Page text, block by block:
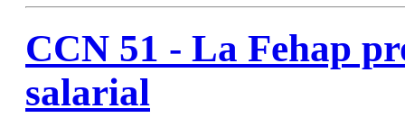
CCN 51 - La Fehap
salarial